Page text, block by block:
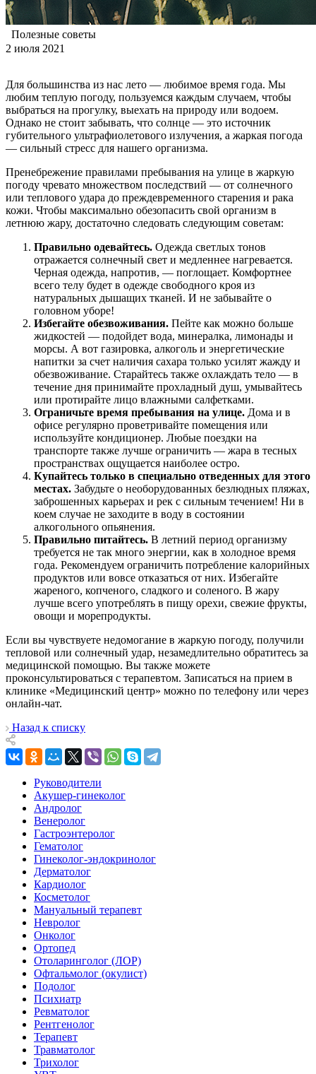
Полезные советы
2 июля 2021
Для большинства из нас лето — любимое время года. Мы
любим теплую погоду, пользуемся каждым случаем, чтобы
выбраться на прогулку, выехать на природу или водоем.
Однако не стоит забывать, что солнце — это источник
губительного ультрафиолетового излучения, а жаркая погода
— сильный стресс для нашего организма.
Пренебрежение правилами пребывания на улице в жаркую
погоду чревато множеством последствий — от солнечного
или теплового удара до преждевременного старения и рака
кожи. Чтобы максимально обезопасить свой организм в
летнюю жару, достаточно следовать следующим советам:
Правильно одевайтесь. Одежда светлых тонов
отражается солнечный свет и медленнее нагревается.
Черная одежда, напротив, — поглощает. Комфортнее
всего телу будет в одежде свободного кроя из
натуральных дышащих тканей. И не забывайте о
головном уборе!
Избегайте обезвоживания. Пейте как можно больше
жидкостей — подойдет вода, минералка, лимонады и
морсы. А вот газировка, алкоголь и энергетические
напитки за счет наличия сахара только усилят жажду и
обезвоживание. Старайтесь также охлаждать тело — в
течение дня принимайте прохладный душ, умывайтесь
или протирайте лицо влажными салфетками.
Ограничьте время пребывания на улице. Дома и в
офисе регулярно проветривайте помещения или
используйте кондиционер. Любые поездки на
транспорте также лучше ограничить — жара в тесных
пространствах ощущается наиболее остро.
Купайтесь только в специально отведенных для этого
местах. Забудьте о необорудованных безлюдных пляжах,
заброшенных карьерах и рек с сильным течением! Ни в
коем случае не заходите в воду в состоянии
алкогольного опьянения.
Правильно питайтесь. В летний период организму
требуется не так много энергии, как в холодное время
года. Рекомендуем ограничить потребление калорийных
продуктов или вовсе отказаться от них. Избегайте
жареного, копченого, сладкого и соленого. В жару
лучше всего употреблять в пищу орехи, свежие фрукты,
овощи и морепродукты.
Если вы чувствуете недомогание в жаркую погоду, получили
тепловой или солнечный удар, незамедлительно обратитесь за
медицинской помощью. Вы также можете
проконсультироваться с терапевтом. Записаться на прием в
клинике «Медицинский центр» можно по телефону или через
онлайн-чат.
Назад к списку
Руководители
Акушер-гинеколог
Андролог
Венеролог
Гастроэнтеролог
Гематолог
Гинеколог-эндокринолог
Дерматолог
Кардиолог
Косметолог
Мануальный терапевт
Невролог
Онколог
Ортопед
Отоларинголог (ЛОР)
Офтальмолог (окулист)
Подолог
Психиатр
Ревматолог
Рентгенолог
Терапевт
Травматолог
Трихолог